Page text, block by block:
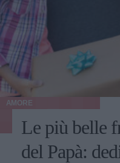
AMORE
Le più belle
del Papà: